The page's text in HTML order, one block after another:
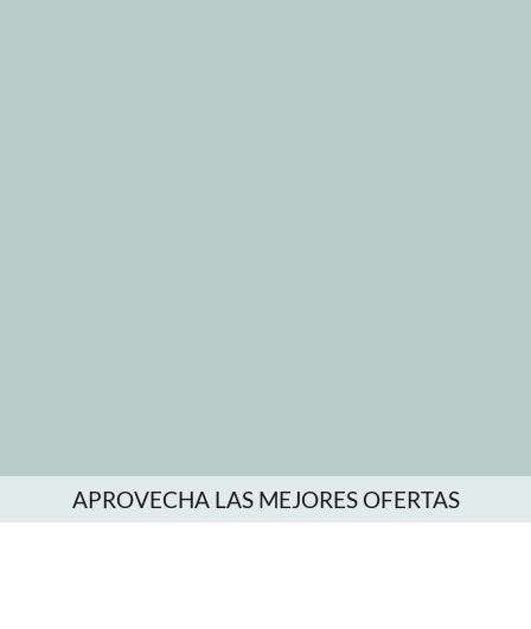
APROVECHA LAS MEJORES OFERTAS